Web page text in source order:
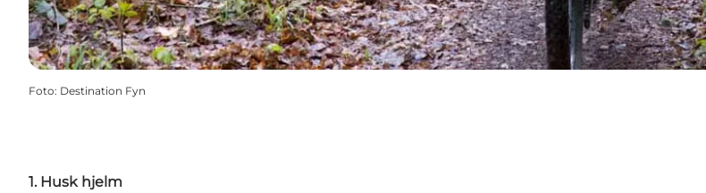
Foto: Destination Fyn
1. Husk hjelm